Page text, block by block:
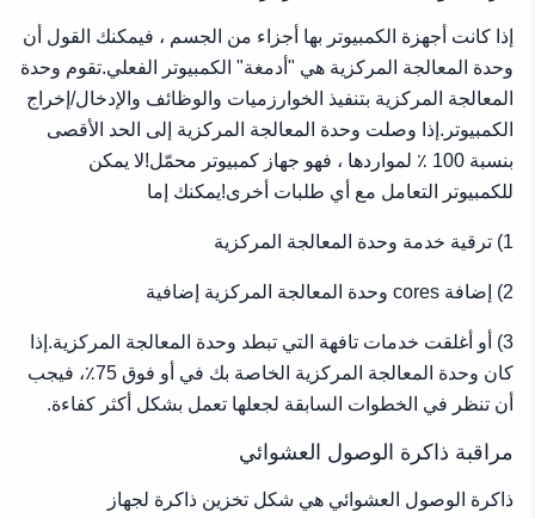
كيف تعمل خدمة مراقبة Hostwinds
خيارات المستوى الأعلى
خيارات متقدمة
إدارة الشيكات مراقبة الخدمة
لوحة معلومات الرصد
عرض المنسدلة
إذا كانت أجهزة الكمبيوتر بها أجزاء من الجسم ، فيمكنك القول أن
وحدة المعالجة المركزية هي "أدمغة" الكمبيوتر الفعلي.تقوم وحدة
المعالجة المركزية بتنفيذ الخوارزميات والوظائف والإدخال/إخراج
الكمبيوتر.إذا وصلت وحدة المعالجة المركزية إلى الحد الأقصى
بنسبة 100 ٪ لمواردها ، فهو جهاز كمبيوتر محمّل!لا يمكن
للكمبيوتر التعامل مع أي طلبات أخرى!يمكنك إما
1) ترقية خدمة وحدة المعالجة المركزية
2) إضافة cores وحدة المعالجة المركزية إضافية
3) أو أغلقت خدمات تافهة التي تبطد وحدة المعالجة المركزية.إذا
كان وحدة المعالجة المركزية الخاصة بك في أو فوق 75٪، فيجب
أن تنظر في الخطوات السابقة لجعلها تعمل بشكل أكثر كفاءة.
مراقبة ذاكرة الوصول العشوائي
ذاكرة الوصول العشوائي هي شكل تخزين ذاكرة لجهاز